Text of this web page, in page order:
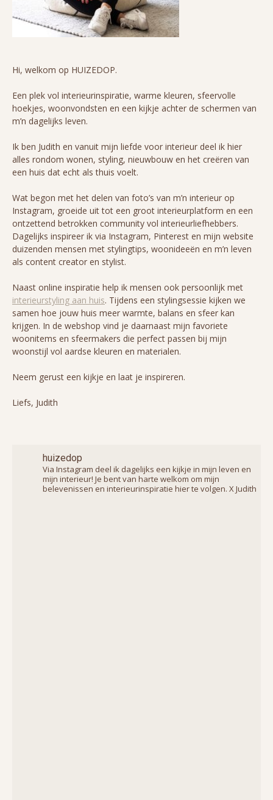
Hi, welkom op HUIZEDOP.
Een plek vol interieurinspiratie, warme kleuren, sfeervolle
hoekjes, woonvondsten en een kijkje achter de schermen van
m’n dagelijks leven.
Ik ben Judith en vanuit mijn liefde voor interieur deel ik hier
alles rondom wonen, styling, nieuwbouw en het creëren van
een huis dat echt als thuis voelt.
Wat begon met het delen van foto’s van m’n interieur op
Instagram, groeide uit tot een groot interieurplatform en een
ontzettend betrokken community vol interieurliefhebbers.
Dagelijks inspireer ik via Instagram, Pinterest en mijn website
duizenden mensen met stylingtips, woonideeën en m’n leven
als content creator en stylist.
Naast online inspiratie help ik mensen ook persoonlijk met
interieurstyling aan huis. Tijdens een stylingsessie kijken we
samen hoe jouw huis meer warmte, balans en sfeer kan
krijgen. In de webshop vind je daarnaast mijn favoriete
woonitems en sfeermakers die perfect passen bij mijn
woonstijl vol aardse kleuren en materialen.
Neem gerust een kijkje en laat je inspireren.
Liefs, Judith
huizedop
Via Instagram deel ik dagelijks een kijkje in mijn leven en
mijn interieur! Je bent van harte welkom om mijn
belevenissen en interieurinspiratie hier te volgen. X Judith